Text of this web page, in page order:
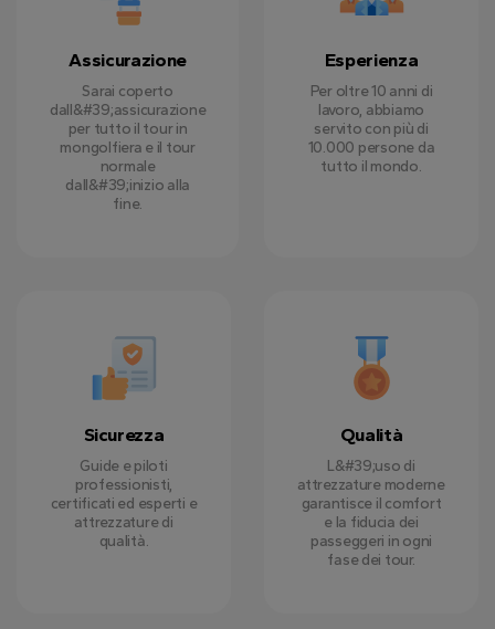
Assicurazione
Sarai coperto
dall&#39;assicurazione
per tutto il tour in
mongolfiera e il tour
normale
dall&#39;inizio alla
fine.
Esperienza
Per oltre 10 anni di
lavoro, abbiamo
servito con più di
10.000 persone da
tutto il mondo.
Sicurezza
Guide e piloti
professionisti,
certificati ed esperti e
attrezzature di
qualità.
Qualità
L&#39;uso di
attrezzature moderne
garantisce il comfort
e la fiducia dei
passeggeri in ogni
fase dei tour.